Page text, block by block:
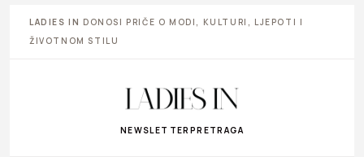
LADIES IN DONOSI PRIČE O MODI, KULTURI, LJEPOTI I
ŽIVOTNOM STILU
NEWSLETTER PRETRAGA